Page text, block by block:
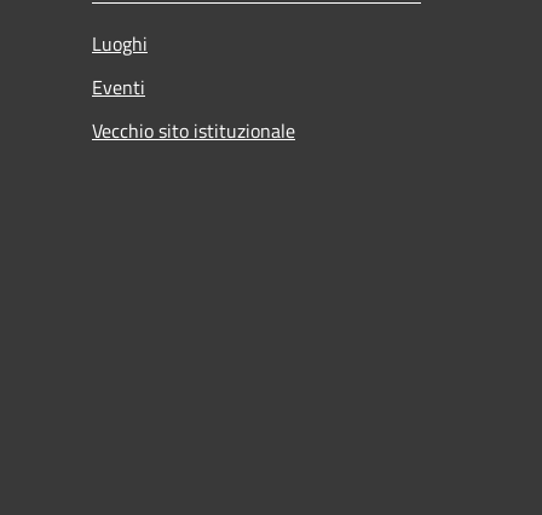
Luoghi
Eventi
Vecchio sito istituzionale